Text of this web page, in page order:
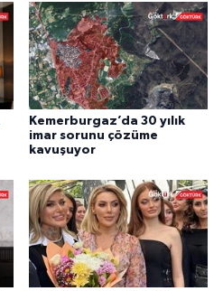
Kemerburgaz’da 30 yılık
imar sorunu çözüme
kavuşuyor